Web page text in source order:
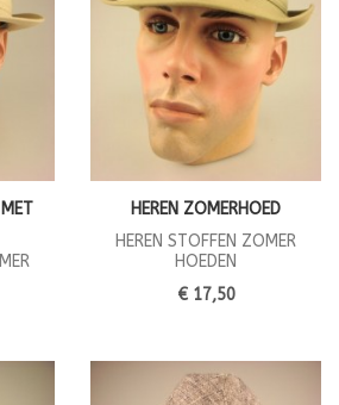
HEREN ZOMERHOED
HEREN STOFFEN ZOMER
HOEDEN
€ 17,50